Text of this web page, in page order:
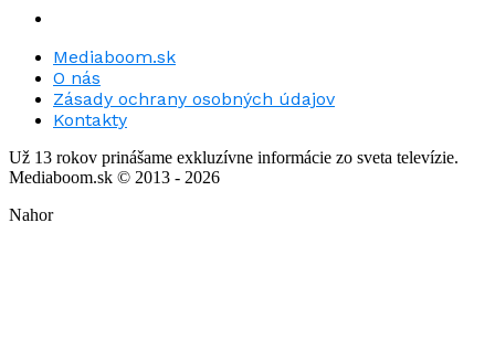
Mediaboom.sk
O nás
Zásady ochrany osobných údajov
Kontakty
Už 13 rokov prinášame exkluzívne informácie zo sveta televízie.
Mediaboom.sk © 2013 - 2026
Nahor